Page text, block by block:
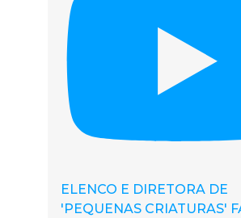
ELENCO E DIRETORA DE
'PEQUENAS CRIATURAS'